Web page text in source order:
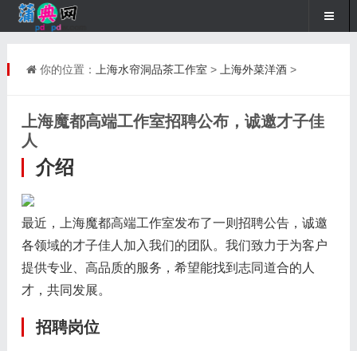
你的位置： 上海水帘洞品茶工作室 > 上海外菜洋酒>
上海魔都高端工作室招聘公布，诚邀才子佳
人
介绍
最近，上海魔都高端工作室发布了一则招聘公告，诚邀
各领域的才子佳人加入我们的团队。我们致力于为客户
提供专业、高品质的服务，希望能找到志同道合的人
才，共同发展。
招聘岗位